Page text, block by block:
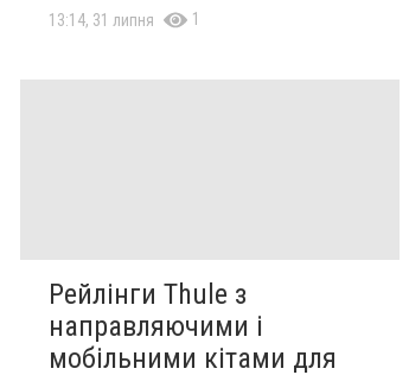
13:14, 31 липня 1
Рейлінги Thule з
направляючими і
мобільними кітами для